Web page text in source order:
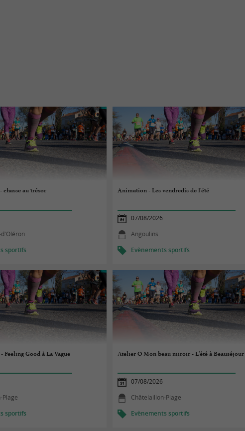
chasse au trésor
d'Oléron
sportifs
Animation - Les vendredis de l'été
07/08/2026
Angoulins
Evènements sportifs
Feeling Good à La Vague
Plage
sportifs
Atelier Ô Mon beau miroir - L'été à Beauséjour
07/08/2026
Châtelaillon-Plage
Evènements sportifs